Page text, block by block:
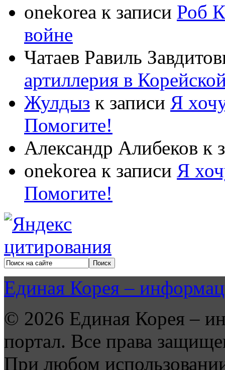
onekorea к записи Роб
войне
Чатаев Равиль
артиллерия в
Жулдыз к записи Я
Помогите!
Александр Алибеков к
onekorea к записи Я
Помогите!
Единая Корея –
© 2026 Единая Корея –
портал. Все права
При любом